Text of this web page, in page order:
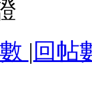
| 回帖